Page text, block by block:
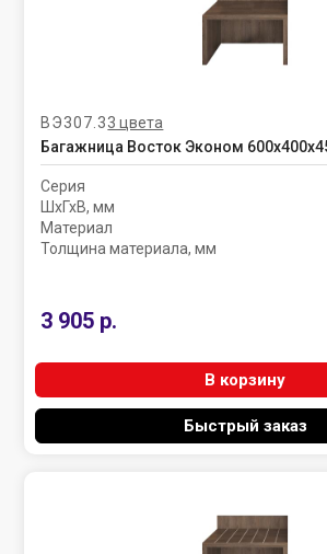
ВЭ307.33 цвета
Багажница Восток Эконом
Серия
ШхГхВ, мм
Материал
Толщина материала, мм
3 905 р.
В корзину
Быстрый заказ